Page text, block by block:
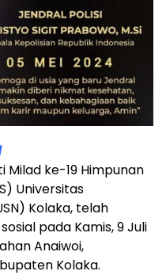
ke-19 Himpunan
Universitas
Kolaka, telah
pada Kamis, 9 Juli
Anaiwoi,
Kolaka.